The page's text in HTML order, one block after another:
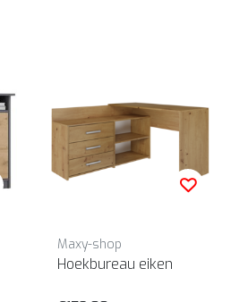
Maxy-shop
Hoekbureau eiken